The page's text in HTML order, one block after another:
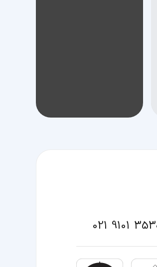
021 9101